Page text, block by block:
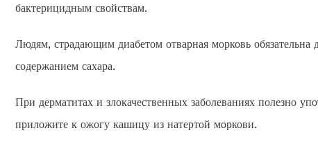
бактерицидным свойствам.
Людям, страдающим диабетом отварная морковь
содержанием сахара.
При дерматитах и злокачественных заболеваниях полезно
приложите к ожогу кашицу из натертой моркови.